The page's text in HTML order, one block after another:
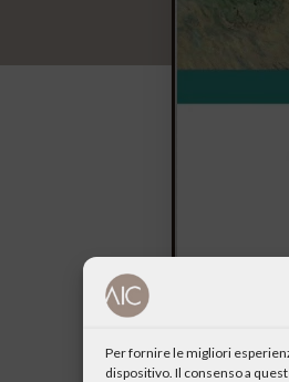
Per fornire le migliori
dispositivo. Il consenso a